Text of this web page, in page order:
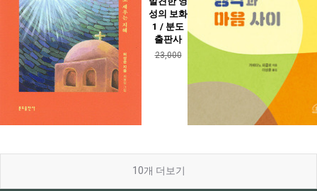
성의 보화
1 / 분도
출판사
23,000
10개 더보기